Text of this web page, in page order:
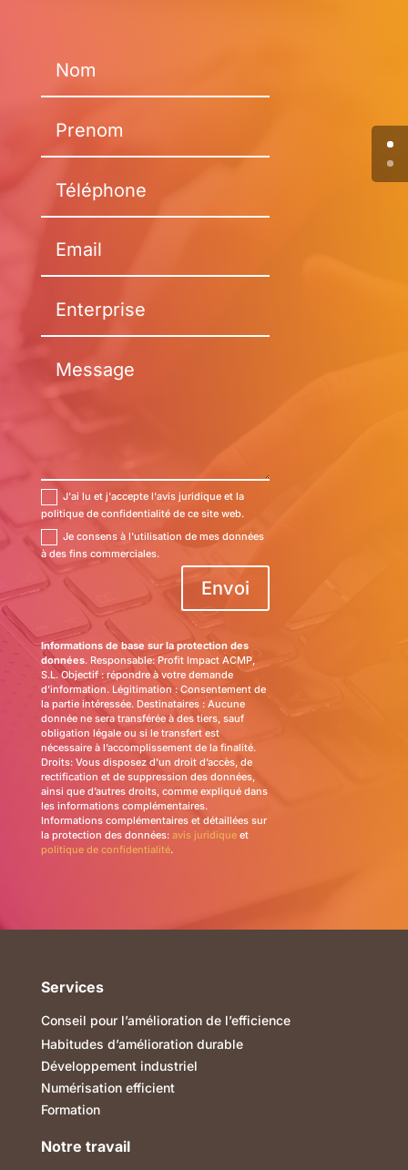
J'ai lu et j'accepte l'avis juridique et la
politique de confidentialité de ce site web.
Je consens à l'utilisation de mes données
à des fins commerciales.
Envoi
Informations de base sur la protection des
données. Responsable: Profit Impact ACMP,
S.L. Objectif : répondre à votre demande
d’information. Légitimation : Consentement de
la partie intéressée. Destinataires : Aucune
donnée ne sera transférée à des tiers, sauf
obligation légale ou si le transfert est
nécessaire à l’accomplissement de la finalité.
Droits: Vous disposez d’un droit d’accès, de
rectification et de suppression des données,
ainsi que d’autres droits, comme expliqué dans
les informations complémentaires.
Informations complémentaires et détaillées sur
la protection des données: avis juridiqueet
politique de confidentialité.
Services
Conseil pour l’amélioration de l’efficience
Habitudes d’amélioration durable
Développement industriel
Numérisation efficient
Formation
Notre travail